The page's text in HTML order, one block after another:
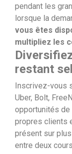
pendant les
lorsque la
vous êtes
multipliez les
restant
Inscrivez-vous
Uber, Bolt,
opportunités de
propres clients
présent sur
entre deux